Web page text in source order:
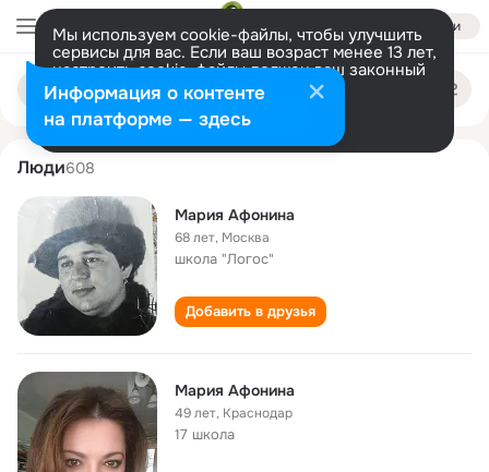
Войти
Мы используем cookie-файлы, чтобы улучшить
сервисы для вас. Если ваш возраст менее 13 лет,
настроить cookie-файлы должен ваш законный
представитель. Больше информации
Разрешить все Настроить
Поиск
людям
mariya afonina
Люди608
Мария Афонина
68 лет, Москва
школа "Логос"
Добавить в друзья
Мария Афонина
49 лет, Краснодар
17 школа
Информация о контенте
на платформе — здесь